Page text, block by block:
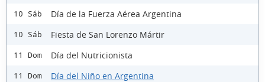
10 Sáb Día de la Fuerza Aérea Argentina
10 Sáb Fiesta de San Lorenzo Mártir
11 Dom Día del Nutricionista
11 Dom Día del Niño en Argentina